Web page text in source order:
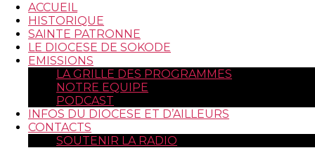
ACCUEIL
HISTORIQUE
SAINTE PATRONNE
LE DIOCESE DE SOKODE
EMISSIONS
LA GRILLE DES PROGRAMMES
NOTRE EQUIPE
PODCAST
INFOS DU DIOCESE ET D’AILLEURS
CONTACTS
SOUTENIR LA RADIO